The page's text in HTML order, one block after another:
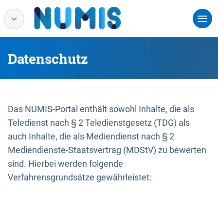
Datenschutz
Das NUMIS-Portal enthält sowohl Inhalte, die als
Teledienst nach § 2 Teledienstgesetz (TDG) als
auch Inhalte, die als Mediendienst nach § 2
Mediendienste-Staatsvertrag (MDStV) zu bewerten
sind. Hierbei werden folgende
Verfahrensgrundsätze gewährleistet: